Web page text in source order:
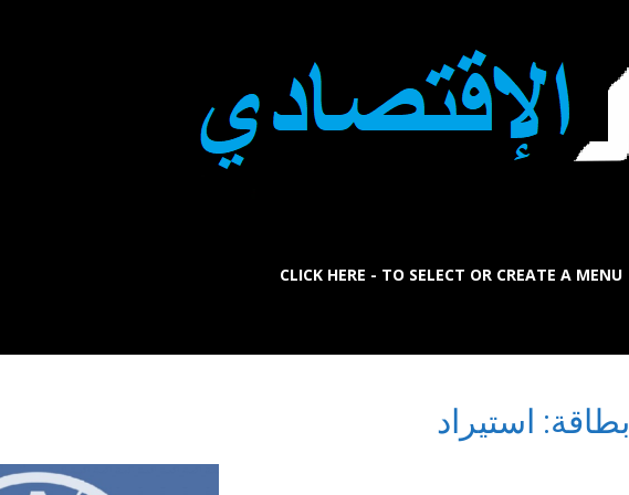
CLICK HERE - TO SELECT OR CREATE A MENU
بطاقة: استيراد